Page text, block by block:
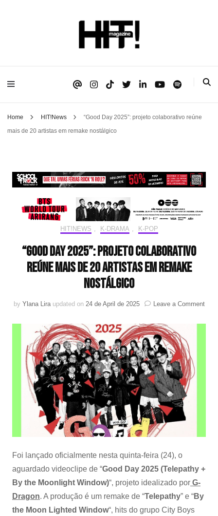
HIT!Magazine
Home HIT!News
“Good Day 2025”: projeto colaborativo reúne
mais de 20 artistas em remake nostálgico
HIT!NEWS K-DRAMA K-POP
“Good Day 2025”: projeto colaborativo
reúne mais de 20 artistas em remake
nostálgico
by Ylana Lira updated on 24 de April de 2025 Leave a Commenton
Day
Foi lançado oficialmente nesta quinta-feira (24), o
aguardado videoclipe de “Good Day 2025 (Telepathy +
By the Moonlight Window)“, projeto idealizado por G-
Dragon. A produção é um remake de “Telepathy” e “By
the Moon Lighted Window“, hits do grupo City Boys